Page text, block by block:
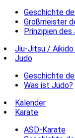
Geschichte
Großmeister
Prinzipien
Jiu-Jitsu / Aikido
Judo
Geschichte
Was ist Judo?
Kalender
Karate
ASD-Karate